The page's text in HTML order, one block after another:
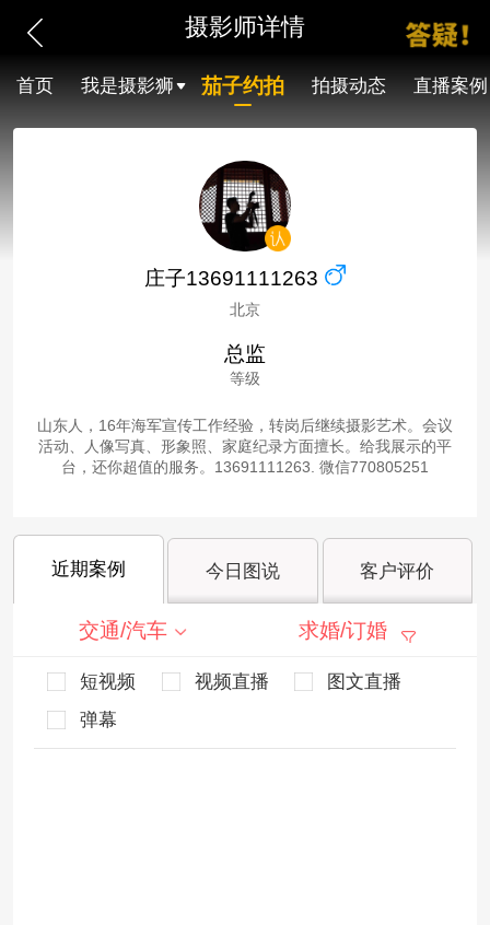
摄影师详情
首页 我是摄影狮 茄子约拍 拍摄动态 直播案例
庄子13691111263
北京
总监
等级
山东人，16年海军宣传工作经验，转岗后继续摄影艺术。会议
活动、人像写真、形象照、家庭纪录方面擅长。给我展示的平
台，还你超值的服务。13691111263. 微信770805251
近期案例 今日图说 客户评价
交通/汽车 求婚/订婚
短视频 视频直播
图文直播
弹幕